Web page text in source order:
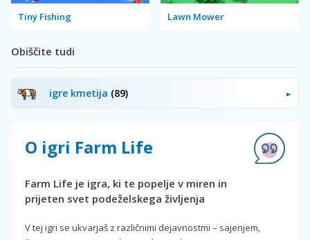
Tiny Fishing Lawn Mower
Obiščite tudi
igre kmetija (89)
O igri Farm Life
Farm Life je igra, ki te popelje v miren in
prijeten svet podeželskega življenja
V tej igri se ukvarjaš z različnimi dejavnostmi – sajenjem,